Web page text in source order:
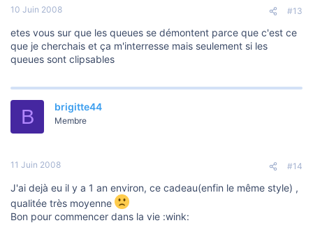
10 Juin 2008 #13
etes vous sur que les queues se démontent parce que c'est ce
que je cherchais et ça m'interresse mais seulement si les
queues sont clipsables
B brigitte44
Membre
11 Juin 2008 #14
J'ai dejà eu il y a 1 an environ, ce cadeau(enfin le même style) ,
qualitée très moyenne
Bon pour commencer dans la vie :wink: